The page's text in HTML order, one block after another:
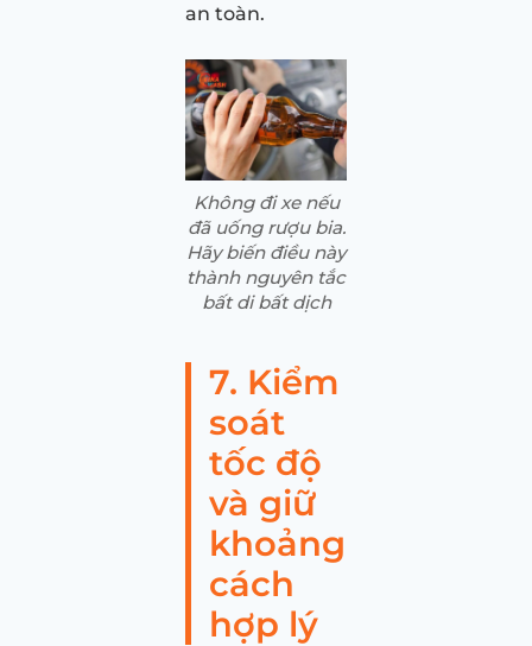
an toàn.
Không đi xe nếu
đã uống rượu bia.
Hãy biến điều này
thành nguyên tắc
bất di bất dịch
7. Kiểm
soát
tốc độ
và giữ
khoảng
cách
hợp lý